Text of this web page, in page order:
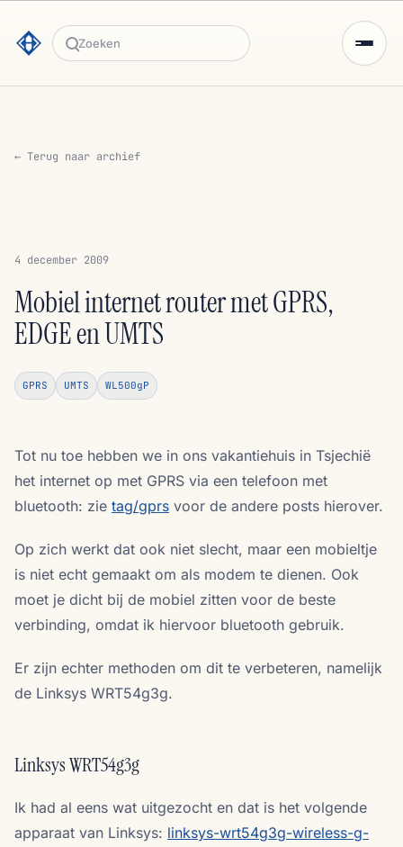
Zoeken
← Terug naar archief
4 december 2009
Mobiel internet router met GPRS,
EDGE en UMTS
GPRS UMTS WL500gP
Tot nu toe hebben we in ons vakantiehuis in Tsjechië
het internet op met GPRS via een telefoon met
bluetooth: zie tag/gprs voor de andere posts hierover.
Op zich werkt dat ook niet slecht, maar een mobieltje
is niet echt gemaakt om als modem te dienen. Ook
moet je dicht bij de mobiel zitten voor de beste
verbinding, omdat ik hiervoor bluetooth gebruik.
Er zijn echter methoden om dit te verbeteren, namelijk
de Linksys WRT54g3g.
Linksys WRT54g3g
Ik had al eens wat uitgezocht en dat is het volgende
apparaat van Linksys: linksys-wrt54g3g-wireless-g-